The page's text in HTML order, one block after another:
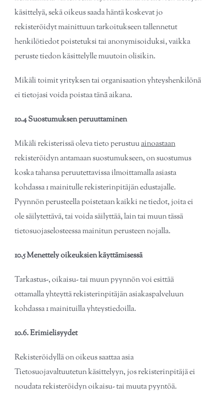
käsittelyä, sekä oikeus saada häntä koskevat jo
rekisteröidyt mainittuun tarkoitukseen tallennetut
henkilötiedot poistetuksi tai anonymisoiduksi, vaikka
peruste tiedon käsittelylle muutoin olisikin.
Mikäli toimit yrityksen tai organisaation yhteyshenkilönä̈
ei tietojasi voida poistaa tänä̈ aikana.
10.4 Suostumuksen peruuttaminen
Mikäli rekisterissä oleva tieto perustuuainoastaan
rekisteröidyn antamaan suostumukseen, on suostumus
koska tahansa peruutettavissa ilmoittamalla asiasta
kohdassa 1 mainitulle rekisterinpitäjän edustajalle.
Pyynnön perusteella poistetaan kaikki ne tiedot, joita ei
ole säilytettävä, tai voida säilyttää, lain tai muun tässä
tietosuojaselosteessa mainitun perusteen nojalla.
10.5 Menettely oikeuksien käyttämisessä
Tarkastus-, oikaisu- tai muun pyynnön voi esittää
ottamalla yhteyttä rekisterinpitäjän asiakaspalveluun
kohdassa 1 mainituilla yhteystiedoilla.
10.6. Erimielisyydet
Rekisteröidyllä on oikeus saattaa asia
Tietosuojavaltuutetun käsittelyyn, jos rekisterinpitäjä ei
noudata rekisteröidyn oikaisu- tai muuta pyyntöä.